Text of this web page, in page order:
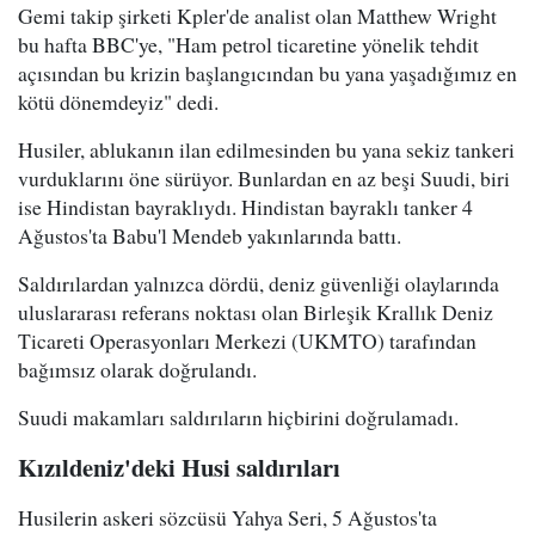
Gemi takip şirketi Kpler'de analist olan Matthew Wright
bu hafta BBC'ye, "Ham petrol ticaretine yönelik tehdit
açısından bu krizin başlangıcından bu yana yaşadığımız en
kötü dönemdeyiz" dedi.
Husiler, ablukanın ilan edilmesinden bu yana sekiz tankeri
vurduklarını öne sürüyor. Bunlardan en az beşi Suudi, biri
ise Hindistan bayraklıydı. Hindistan bayraklı tanker 4
Ağustos'ta Babu'l Mendeb yakınlarında battı.
Saldırılardan yalnızca dördü, deniz güvenliği olaylarında
uluslararası referans noktası olan Birleşik Krallık Deniz
Ticareti Operasyonları Merkezi (UKMTO) tarafından
bağımsız olarak doğrulandı.
Suudi makamları saldırıların hiçbirini doğrulamadı.
Kızıldeniz'deki Husi saldırıları
Husilerin askeri sözcüsü Yahya Seri, 5 Ağustos'ta